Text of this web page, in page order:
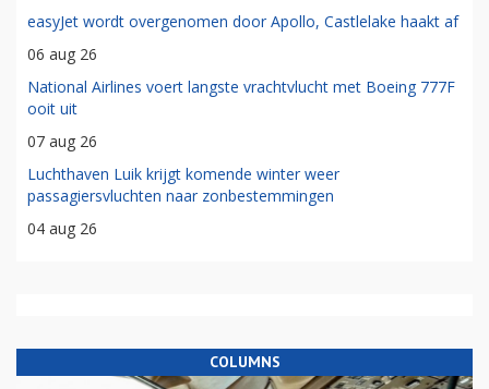
easyJet wordt overgenomen door Apollo, Castlelake haakt af
06 aug 26
National Airlines voert langste vrachtvlucht met Boeing 777F
ooit uit
07 aug 26
Luchthaven Luik krijgt komende winter weer
passagiersvluchten naar zonbestemmingen
04 aug 26
COLUMNS